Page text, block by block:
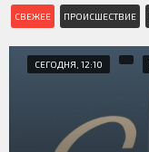
СВЕЖЕЕ ПРОИСШЕСТВИЕ
СЕГОДНЯ, 12:10